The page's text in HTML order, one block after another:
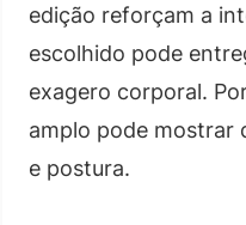
edição reforçam a
escolhido pode
exagero corporal.
amplo pode mostrar
e postura.